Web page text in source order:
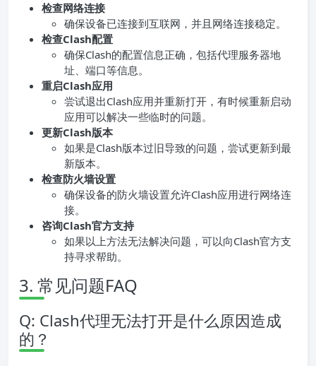
检查网络连接
确保设备已连接到互联网，并且网络连接稳定。
检查Clash配置
确保Clash的配置信息正确，包括代理服务器地
址、端口等信息。
重启Clash应用
尝试退出Clash应用并重新打开，有时候重新启动
应用可以解决一些临时的问题。
更新Clash版本
如果是Clash版本过旧导致的问题，尝试更新到最
新版本。
检查防火墙设置
确保设备的防火墙设置允许Clash应用进行网络连
接。
咨询Clash官方支持
如果以上方法无法解决问题，可以向Clash官方支
持寻求帮助。
3. 常见问题FAQ
Q: Clash代理无法打开是什么原因造成
的？